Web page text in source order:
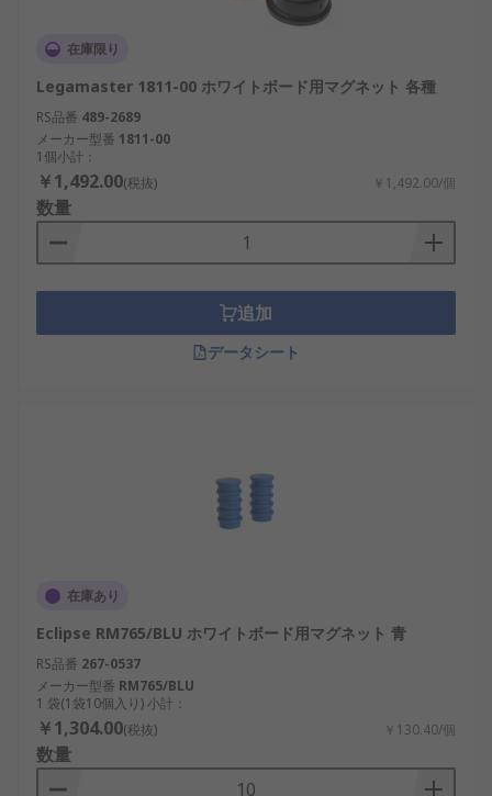
在庫限り
Legamaster 1811-00 ホワイトボード用マグネット 各種
RS品番 489-2689
メーカー型番 1811-00
1個小計：
￥1,492.00(税抜) ￥1,492.00/個
数量
追加
データシート
在庫あり
Eclipse RM765/BLU ホワイトボード用マグネット 青
RS品番 267-0537
メーカー型番 RM765/BLU
1 袋(1袋10個入り) 小計：
￥1,304.00(税抜) ￥130.40/個
数量